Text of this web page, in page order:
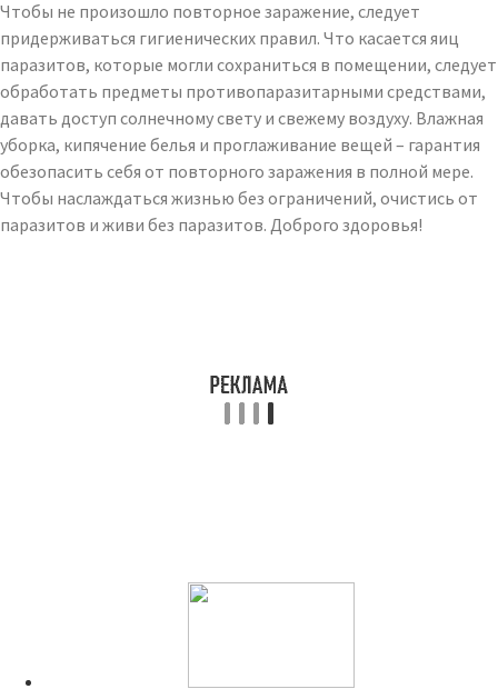
Чтобы не произошло повторное заражение, следует
придерживаться гигиенических правил. Что касается яиц
паразитов, которые могли сохраниться в помещении, следует
обработать предметы противопаразитарными средствами,
давать доступ солнечному свету и свежему воздуху. Влажная
уборка, кипячение белья и проглаживание вещей – гарантия
обезопасить себя от повторного заражения в полной мере.
Чтобы наслаждаться жизнью без ограничений, очистись от
паразитов и живи без паразитов. Доброго здоровья!